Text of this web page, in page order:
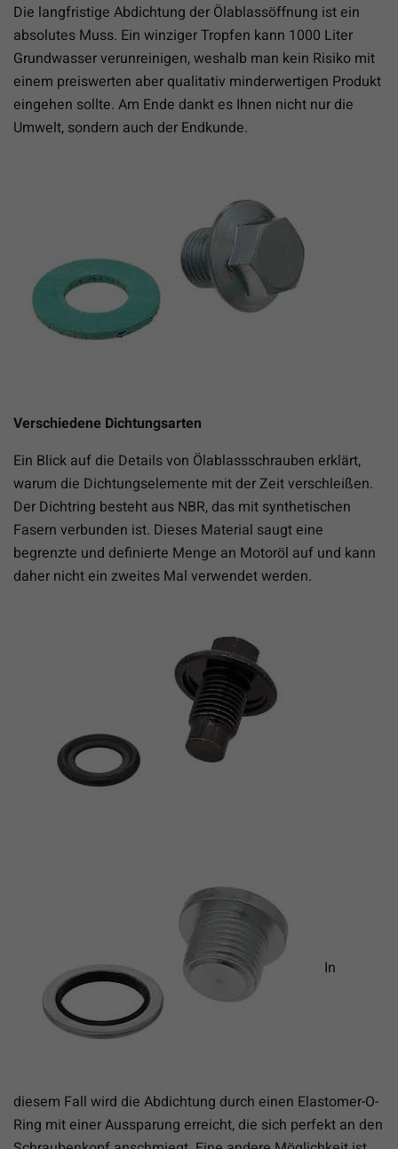
Die langfristige Abdichtung der Ölablassöffnung ist ein
absolutes Muss. Ein winziger Tropfen kann 1000 Liter
Grundwasser verunreinigen, weshalb man kein Risiko mit
einem preiswerten aber qualitativ minderwertigen Produkt
eingehen sollte. Am Ende dankt es Ihnen nicht nur die
Umwelt, sondern auch der Endkunde.
Verschiedene Dichtungsarten
Ein Blick auf die Details von Ölablassschrauben erklärt,
warum die Dichtungselemente mit der Zeit verschleißen.
Der Dichtring besteht aus NBR, das mit synthetischen
Fasern verbunden ist. Dieses Material saugt eine
begrenzte und definierte Menge an Motoröl auf und kann
daher nicht ein zweites Mal verwendet werden.
In
diesem Fall wird die Abdichtung durch einen Elastomer-O-
Ring mit einer Aussparung erreicht, die sich perfekt an den